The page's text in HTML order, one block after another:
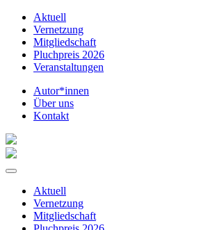
Aktuell
Vernetzung
Mitgliedschaft
Pluchpreis 2026
Veranstaltungen
Autor*innen
Über uns
Kontakt
Aktuell
Vernetzung
Mitgliedschaft